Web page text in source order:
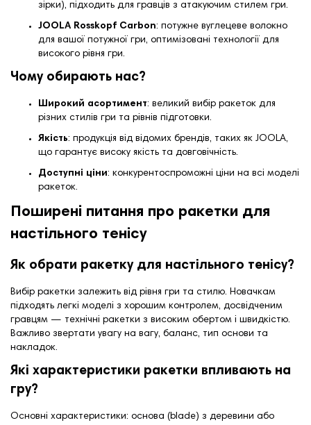
зірки), підходить для гравців з атакуючим стилем гри.
JOOLA Rosskopf Carbon: потужне вуглецеве волокно
для вашої потужної гри, оптимізовані технології для
високого рівня гри.
Чому обирають нас?
Широкий асортимент: великий вибір ракеток для
різних стилів гри та рівнів підготовки.
Якість: продукція від відомих брендів, таких як JOOLA,
що гарантує високу якість та довговічність.
Доступні ціни: конкурентоспроможні ціни на всі моделі
ракеток.
Поширені питання про ракетки для
настільного тенісу
Як обрати ракетку для настільного тенісу?
Вибір ракетки залежить від рівня гри та стилю. Новачкам
підходять легкі моделі з хорошим контролем, досвідченим
гравцям — технічні ракетки з високим обертом і швидкістю.
Важливо звертати увагу на вагу, баланс, тип основи та
накладок.
Які характеристики ракетки впливають на
гру?
Основні характеристики: основа (blade) з деревини або